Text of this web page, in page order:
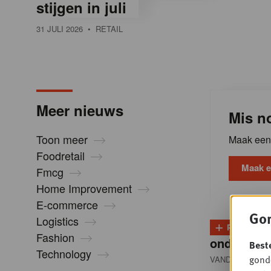
stijgen in juli
31 JULI 2026 • RETAIL
Meer nieuws
Toon meer
Foodretail
Fmcg
Home Improvement
E-commerce
Logistics
Fashion
Technology
Mis
Maak
Maak
+ PLUS
onder
VANDAAG 13:00